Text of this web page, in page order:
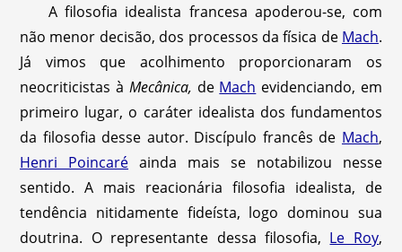
A filosofia idealista francesa apoderou-se, com
não menor decisão, dos processos da física de Mach.
Já vimos que acolhimento proporcionaram os
neocriticistas à Mecânica, de Mach evidenciando, em
primeiro lugar, o caráter idealista dos fundamentos
da filosofia desse autor. Discípulo francês de Mach,
Henri Poincaré ainda mais se notabilizou nesse
sentido. A mais reacionária filosofia idealista, de
tendência nitidamente fideísta, logo dominou sua
doutrina. O representante dessa filosofia, Le Roy,